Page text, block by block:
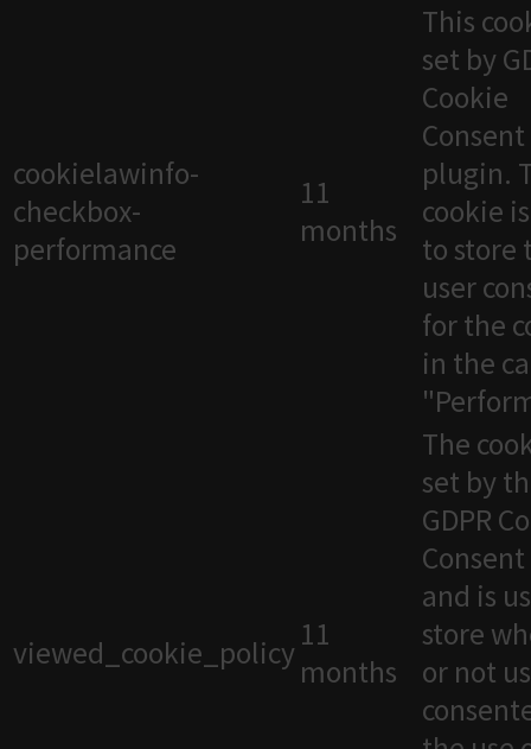
cookielawinfo-
checkbox-
performance
11
months
This
set by
Cookie
Consent
plugin.
cookie
to store
user
for the
in the
viewed_cookie_policy 11
months
The
set by
GDPR
and is
store
or not